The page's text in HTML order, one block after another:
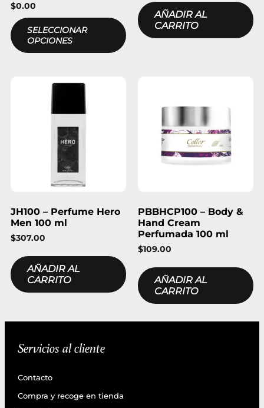
$0.00
SELECCIONAR
OPCIONES
AÑADIR AL
CARRITO
JH100 – Perfume Hero
Men 100 ml
$307.00
AÑADIR AL
CARRITO
PBBHCP100 – Body &
Hand Cream
Perfumada 100 ml
$109.00
AÑADIR AL
CARRITO
Servicios al cliente
Contacto
Compra y recoge en tienda